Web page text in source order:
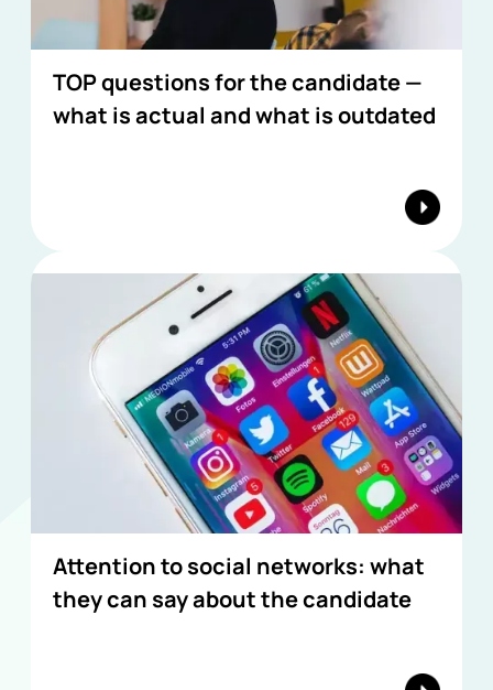
TOP questions for the candidate —
what is actual and what is outdated
Attention to social networks: what
they can say about the candidate